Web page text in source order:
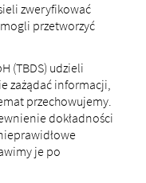
zweryfikować
przetworzyć
(TBDS) udzieli
zażądać informacji,
przechowujemy.
dokładności
je po